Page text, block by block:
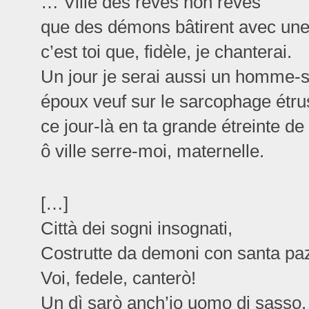
que des démons bâtirent avec
c’est toi que, fidèle, je chanterai.
Un jour je serai aussi un homme-
époux veuf sur le sarcophage
ce jour-là en ta grande étreinte
ô ville serre-moi, maternelle.
[…]
Città dei sogni insognati,
Costrutte da demoni con santa
Voi, fedele, canterò!
Un dì sarò anch’io uomo di sasso,